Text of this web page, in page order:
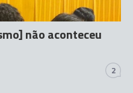
não aconteceu
2